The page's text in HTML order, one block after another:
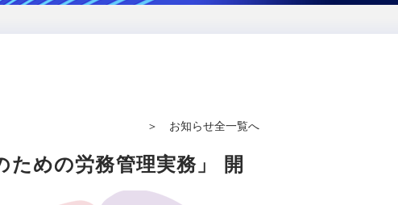
お知らせ全一覧へ
ための労務管理実務」 開